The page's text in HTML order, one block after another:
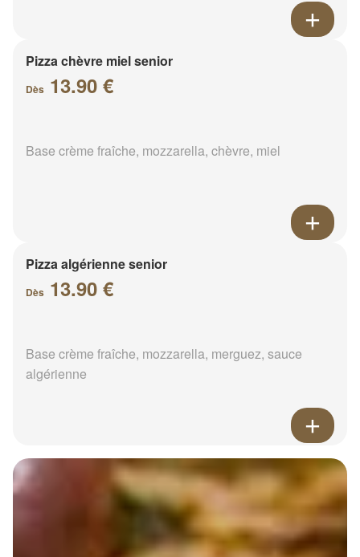
Pizza chèvre miel senior
Dès 13.90 €
Base crème fraîche, mozzarella, chèvre, miel
Pizza algérienne senior
Dès 13.90 €
Base crème fraîche, mozzarella, merguez, sauce
algérienne